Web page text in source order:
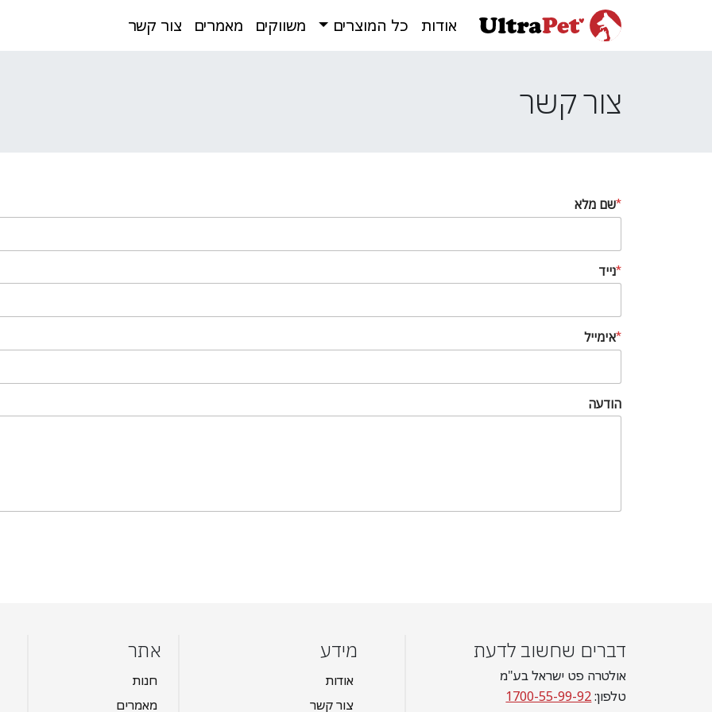
אודות כל המוצרים משווקים מאמרים צור קשר
צור קשר
שם מלא*
נייד*
אימייל*
הודעה
דברים שחשוב לדעת
אולטרה פט ישראל בע"מ
טלפון:1700-55-99-92
מידע
אודות
צור קשר
אתר
חנות
מאמרים